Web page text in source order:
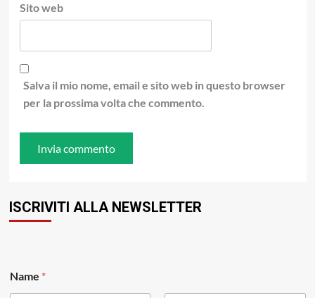
Sito web
Salva il mio nome, email e sito web in questo browser
per la prossima volta che commento.
ISCRIVITI ALLA NEWSLETTER
m
a
Name *